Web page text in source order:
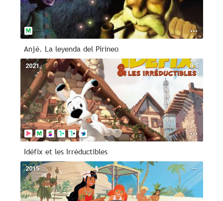
Anjé. La leyenda del Pirineo
8.5
2021
Idéfix et les Irréductibles
--
2015